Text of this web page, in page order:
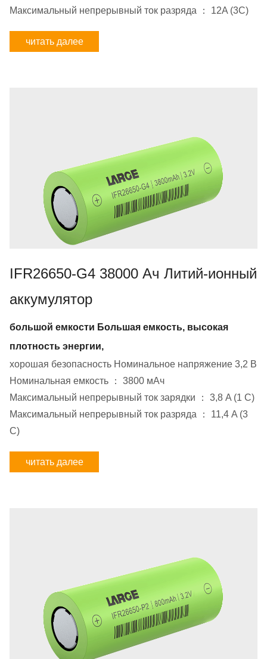
Максимальный непрерывный ток разряда ： 12A (3C)
читать далее
IFR26650-G4 38000 Ач Литий-ионный
аккумулятор
большой емкости Большая емкость, высокая
плотность энергии,
хорошая безопасность Номинальное напряжение 3,2 В
Номинальная емкость ： 3800 мАч
Максимальный непрерывный ток зарядки ： 3,8 A (1 C)
Максимальный непрерывный ток разряда ： 11,4 A (3
C)
читать далее